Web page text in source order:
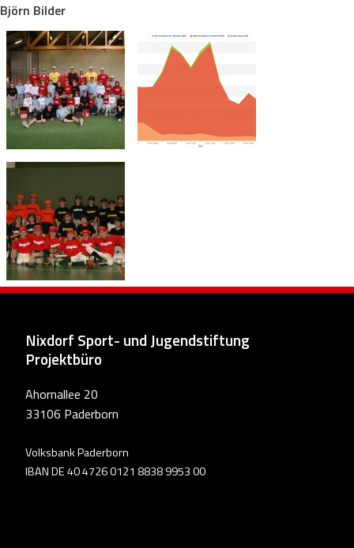
Björn Bilder
Nixdorf Sport- und Jugendstiftung
Projektbüro
Ahornallee 20
33106 Paderborn
Volksbank Paderborn
IBAN DE 40 4726 0121 8838 9953 00